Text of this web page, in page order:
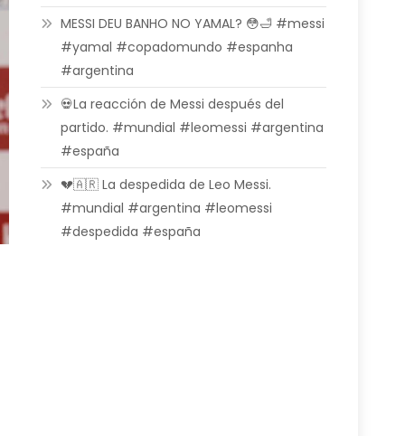
MESSI DEU BANHO NO YAMAL? 😳🛁 #messi
#yamal #copadomundo #espanha
#argentina
💀La reacción de Messi después del
partido. #mundial #leomessi #argentina
#españa
💔🇦🇷 La despedida de Leo Messi.
#mundial #argentina #leomessi
#despedida #españa